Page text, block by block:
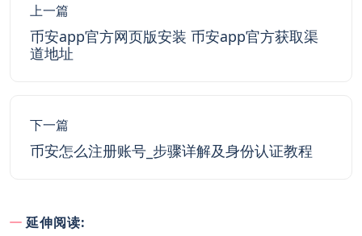
上一篇
币安app官方网页版安装 币安app官方获取渠
道地址
下一篇
币安怎么注册账号_步骤详解及身份认证教程
延伸阅读: